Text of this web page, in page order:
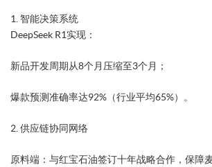
​1. 智能决策系统​
DeepSeek R1实现：
新品开发周期从8个月压缩至3个月；
爆款预测准确率达92%（行业平均65%）。
​2. 供应链协同网络​
原料端​：与红宝石油签订十年战略合作，保障